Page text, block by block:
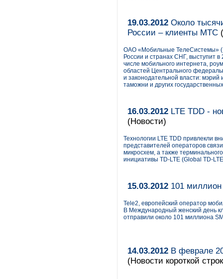
19.03.2012 Около
России – клиенты МТС
ОАО «Мобильные ТелеСистемы»
России и странах СНГ, выступит в
числе мобильного интернета,
областей Центрального
и законодательной власти:
таможни и других
16.03.2012 LTE TDD -
(Новости)
Технологии LTE TDD привлекли
представителей операторов
микросхем, а также
инициативы TD-LTE (Global TD-
15.03.2012 101 миллион
Tele2, европейский оператор
В Международный женский день
отправили около 101 миллиона
14.03.2012 В феврале
(Новости короткой